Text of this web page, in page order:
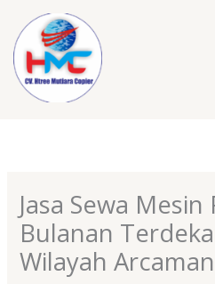
konten
Jasa Sewa
Bulanan
Wilayah